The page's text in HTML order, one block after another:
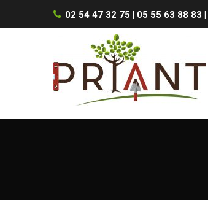
02 54 47 32 75 | 05 55 63 88 83 |